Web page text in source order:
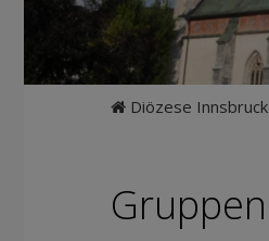
Diözese Innsbruck
Gruppen